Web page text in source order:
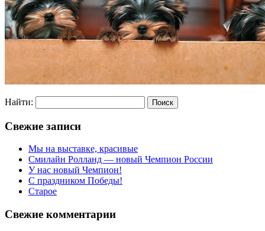
Найти:
Свежие записи
Мы на выставке, красивые
Смилайн Ролланд — новый Чемпион России
У нас новый Чемпион!
С праздником Победы!
Старое
Свежие комментарии